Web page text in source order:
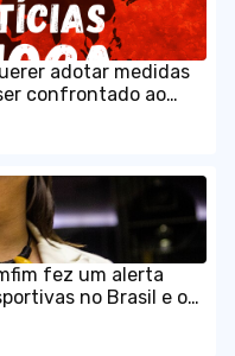
adotar medidas
confrontado ao
fez um alerta
no Brasil e os
têm provocado no